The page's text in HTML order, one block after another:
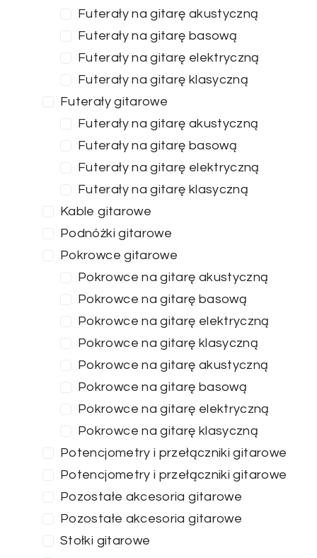
Futerały na gitarę akustyczną
Futerały na gitarę basową
Futerały na gitarę elektryczną
Futerały na gitarę klasyczną
Futerały gitarowe
Futerały na gitarę akustyczną
Futerały na gitarę basową
Futerały na gitarę elektryczną
Futerały na gitarę klasyczną
Kable gitarowe
Podnóżki gitarowe
Pokrowce gitarowe
Pokrowce na gitarę akustyczną
Pokrowce na gitarę basową
Pokrowce na gitarę elektryczną
Pokrowce na gitarę klasyczną
Pokrowce na gitarę akustyczną
Pokrowce na gitarę basową
Pokrowce na gitarę elektryczną
Pokrowce na gitarę klasyczną
Potencjometry i przełączniki gitarowe
Potencjometry i przełączniki gitarowe
Pozostałe akcesoria gitarowe
Pozostałe akcesoria gitarowe
Stołki gitarowe